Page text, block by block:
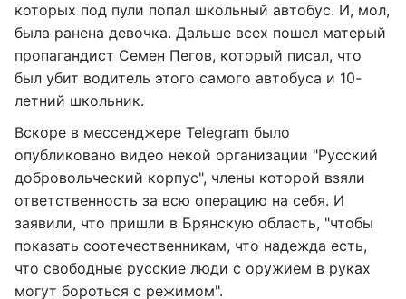
которых под пули попал школьный автобус. И, мол,
была ранена девочка. Дальше всех пошел матерый
пропагандист Семен Пегов, который писал, что
был убит водитель этого самого автобуса и 10-
летний школьник.
Вскоре в мессенджере Telegram было
опубликовано видео некой организации "Русский
добровольческий корпус", члены которой взяли
ответственность за всю операцию на себя. И
заявили, что пришли в Брянскую область, "чтобы
показать соотечественникам, что надежда есть,
что свободные русские люди с оружием в руках
могут бороться с режимом".